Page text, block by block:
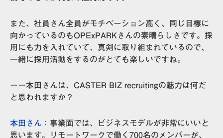
また、社員さん全員がモチベーション高く、同じ目標に
向かっているのもOPExPARKさんの素晴らしさです。採
用にも力を入れていて、真剣に取り組まれているので、
一緒に採用活動をするのがとても楽しいですね。
ーー本田さんは、CASTER BIZ recruitingの魅力は何だ
と思われますか？
本田さん： 事業面では、ビジネスモデルが非常にいいと
思います。リモートワークで働く700名のメンバーが、